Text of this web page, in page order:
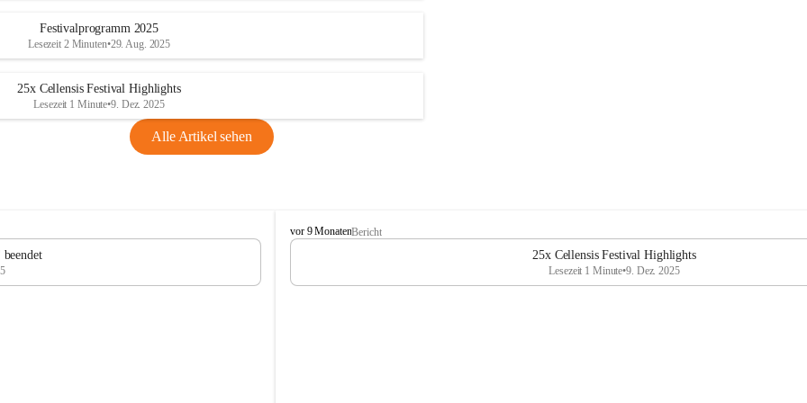
Festivalprogramm 2025
Lesezeit 2 Minuten•29. Aug. 2025
25x Cellensis Festival Highlights
Lesezeit 1 Minute•9. Dez. 2025
Alle Artikel sehen
C
e
l
vor 9 MonatenBericht
25x Cellensis Festival Highlights
Lesezeit 1 Minute•9. Dez. 2025